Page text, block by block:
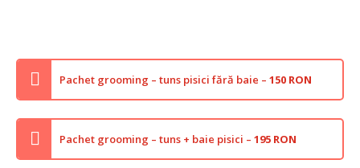
Pachet grooming – tuns pisici fără baie – 150 RON
Pachet grooming – tuns + baie pisici – 195 RON